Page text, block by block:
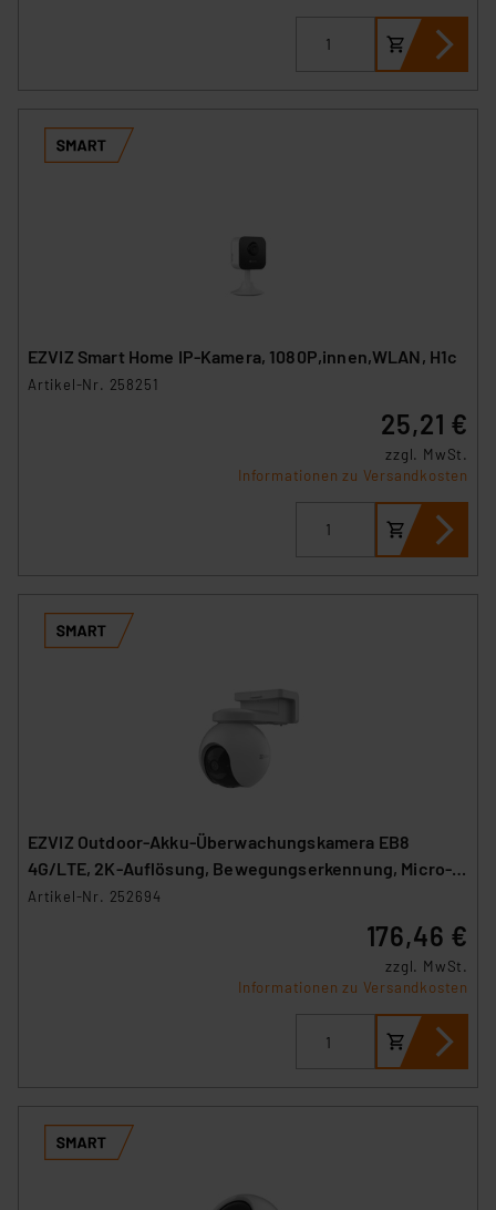
EZVIZ Smart Home IP-Kamera, 1080P,innen,WLAN, H1c
Artikel-Nr. 258251
25,21 €
zzgl. MwSt.
Informationen zu Versandkosten
EZVIZ Outdoor-Akku-Überwachungskamera EB8
4G/LTE, 2K-Auflösung, Bewegungserkennung, Micro-
SIM
Artikel-Nr. 252694
176,46 €
zzgl. MwSt.
Informationen zu Versandkosten